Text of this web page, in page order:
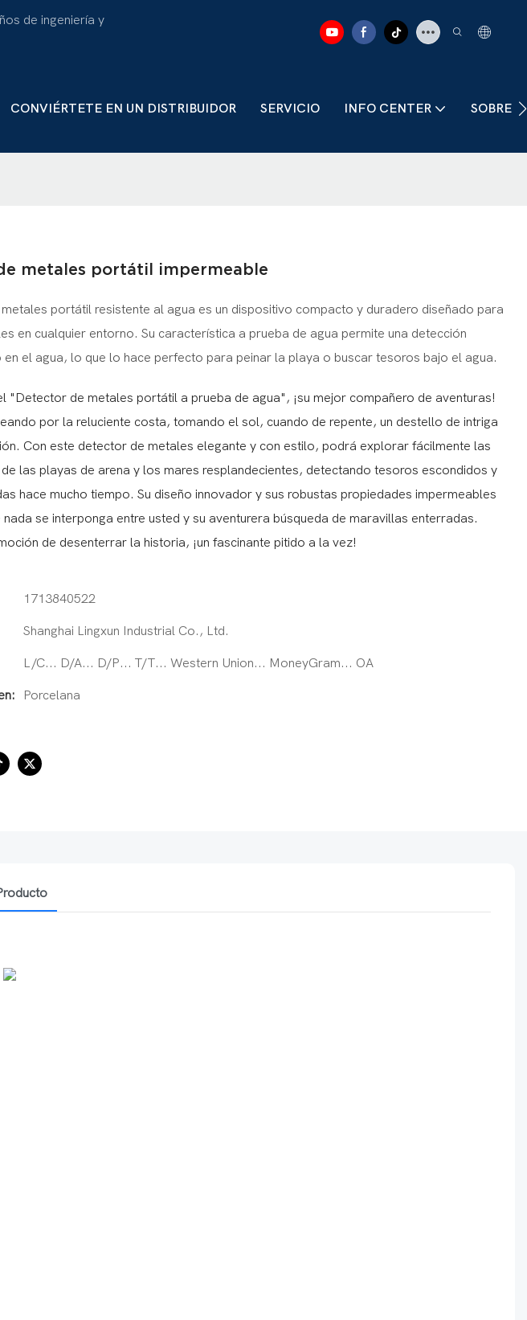
de ingeniería y
CONVIÉRTETE EN UN DISTRIBUIDOR SERVICIO INFO CENTER SOBRE
metales portátil impermeable
portátil resistente al agua es un dispositivo compacto y duradero diseñado para
en cualquier entorno. Su característica a prueba de agua permite una detección
en el agua, lo que lo hace perfecto para peinar la playa o buscar tesoros bajo el agua.
"Detector de metales portátil a prueba de agua", ¡su mejor compañero de aventuras!
por la reluciente costa, tomando el sol, cuando de repente, un destello de intriga
Con este detector de metales elegante y con estilo, podrá explorar fácilmente las
las playas de arena y los mares resplandecientes, detectando tesoros escondidos y
hace mucho tiempo. Su diseño innovador y sus robustas propiedades impermeables
nada se interponga entre usted y su aventurera búsqueda de maravillas enterradas.
de desenterrar la historia, ¡un fascinante pitido a la vez!
1713840522
Shanghai Lingxun Industrial Co., Ltd.
L/C... D/A... D/P... T/T... Western Union... MoneyGram... OA
Porcelana